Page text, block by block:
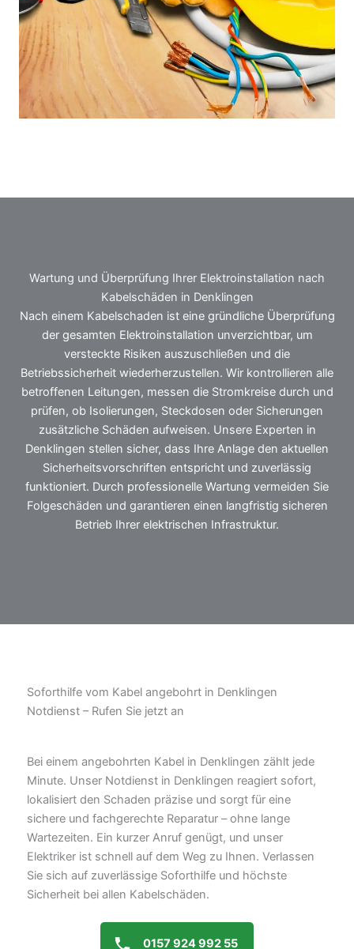
Wartung und Überprüfung Ihrer Elektroinstallation nach
Kabelschäden in Denklingen
Nach einem Kabelschaden ist eine gründliche Überprüfung
der gesamten Elektroinstallation unverzichtbar, um
versteckte Risiken auszuschließen und die
Betriebssicherheit wiederherzustellen. Wir kontrollieren alle
betroffenen Leitungen, messen die Stromkreise durch und
prüfen, ob Isolierungen, Steckdosen oder Sicherungen
zusätzliche Schäden aufweisen. Unsere Experten in
Denklingen stellen sicher, dass Ihre Anlage den aktuellen
Sicherheitsvorschriften entspricht und zuverlässig
funktioniert. Durch professionelle Wartung vermeiden Sie
Folgeschäden und garantieren einen langfristig sicheren
Betrieb Ihrer elektrischen Infrastruktur.
Soforthilfe vom Kabel angebohrt in Denklingen
Notdienst – Rufen Sie jetzt an
Bei einem angebohrten Kabel in Denklingen zählt jede
Minute. Unser Notdienst in Denklingen reagiert sofort,
lokalisiert den Schaden präzise und sorgt für eine
sichere und fachgerechte Reparatur – ohne lange
Wartezeiten. Ein kurzer Anruf genügt, und unser
Elektriker ist schnell auf dem Weg zu Ihnen. Verlassen
Sie sich auf zuverlässige Soforthilfe und höchste
Sicherheit bei allen Kabelschäden.
0157 924 992 55